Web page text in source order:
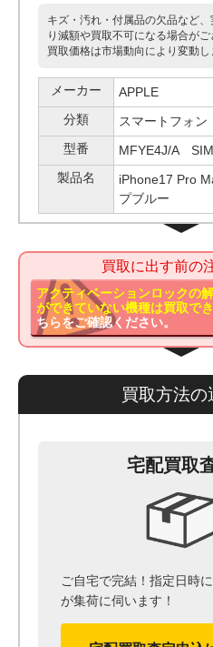
キズ・汚れ・付属品の欠品など
り減額や買取不可になる場合が
買取価格は市場動向により変動し
メーカー
APPLE
分類
スマートフォン
型番
MFYE4J/A
製品名
iPhone17 Pro
プブルー
買取に出す前の
アクティベーションロックの
ができていない機種は買取で
ちらをご確認ください。
買取方法の
宅配買取
ご自宅で完結！指定日時
が集荷に伺います！